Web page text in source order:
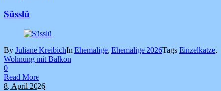
Süsslü
By Juliane KreibichIn Ehemalige, Ehemalige 2026Tags Einzelkatze,
Wohnung mit Balkon
0
Read More
8. April 2026